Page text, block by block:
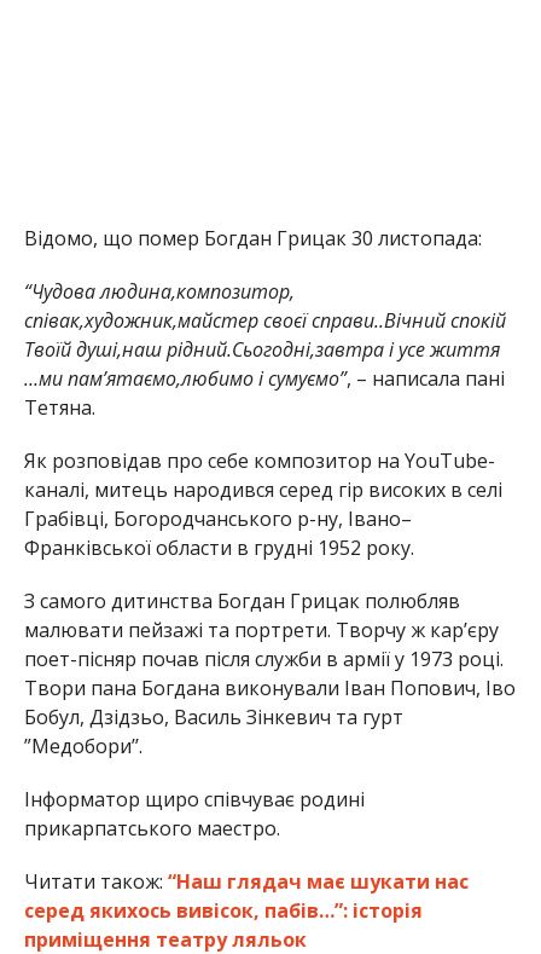
Відомо, що помер Богдан Грицак 30 листопада:
“Чудова людина,композитор,
співак,художник,майстер своєї справи..Вічний спокій
Твоїй душі,наш рідний.Сьогодні,завтра і усе життя
…ми пам’ятаємо,любимо і сумуємо”, – написала пані
Тетяна.
Як розповідав про себе композитор на YouTube-
каналі, митець народився серед гір високих в селі
Грабівці, Богородчанського р-ну, Івано–
Франківської области в грудні 1952 року.
З самого дитинства Богдан Грицак полюбляв
малювати пейзажі та портрети. Творчу ж кар’єру
поет-пісняр почав після служби в армії у 1973 році.
Твори пана Богдана виконували Іван Попович, Іво
Бобул, Дзідзьо, Василь Зінкевич та гурт
”Медобори’’.
Інформатор щиро співчуває родині
прикарпатського маестро.
Читати також: “Наш глядач має шукати нас
серед якихось вивісок, пабів…”: історія
приміщення театру ляльок